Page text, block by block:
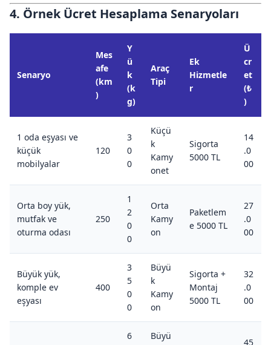
4. Örnek Ücret Hesaplama Senaryoları
Senaryo
Mes
afe
(km
)
Y
ü
k
(k
g)
Araç
Tipi
Ek
Hizmetle
r
Ü
cr
et
(₺
)
1 oda eşyası ve
küçük
mobilyalar
120
3
0
0
Küçü
k
Kamy
onet
Sigorta
5000 TL
14
.0
00
Orta boy yük,
mutfak ve
oturma odası
250
1
2
0
0
Orta
Kamy
on
Paketlem
e 5000 TL
27
.0
00
Büyük yük,
komple ev
eşyası
400
3
5
0
0
Büyü
k
Kamy
on
Sigorta +
Montaj
5000 TL
32
.0
00
6
Büyü
45